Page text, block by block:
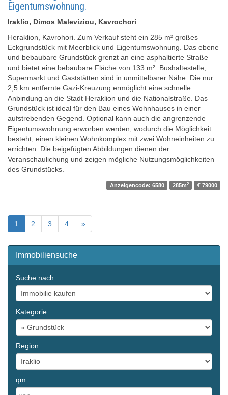
Eigentumswohnung.
Iraklio, Dimos Maleviziou, Kavrochori
Heraklion, Kavrohori. Zum Verkauf steht ein 285 m² großes
Eckgrundstück mit Meerblick und Eigentumswohnung. Das ebene
und bebaubare Grundstück grenzt an eine asphaltierte Straße
und bietet eine bebaubare Fläche von 133 m². Bushaltestelle,
Supermarkt und Gaststätten sind in unmittelbarer Nähe. Die nur
2,5 km entfernte Gazi-Kreuzung ermöglicht eine schnelle
Anbindung an die Stadt Heraklion und die Nationalstraße. Das
Grundstück ist ideal für den Bau eines Wohnhauses in einer
aufstrebenden Gegend. Optional kann auch die angrenzende
Eigentumswohnung erworben werden, wodurch die Möglichkeit
besteht, einen kleinen Wohnkomplex mit zwei Wohneinheiten zu
errichten. Die beigefügten Abbildungen dienen der
Veranschaulichung und zeigen mögliche Nutzungsmöglichkeiten
des Grundstücks.
Anzeigencode: 6580 285m2 € 79000
1 2 3 4 »
Immobiliensuche
Suche nach:
Kategorie
Region
qm